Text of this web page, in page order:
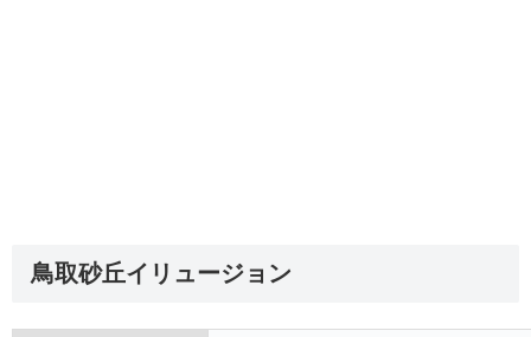
鳥取砂丘イリュージョン